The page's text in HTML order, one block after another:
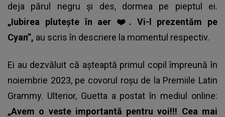
deja părul negru și des, dormea pe pieptul ei.
„Iubirea plutește în aer ❤️. Vi-l prezentăm pe
Cyan”, au scris în descriere la momentul respectiv.
Ei au dezvăluit că așteaptă primul copil împreună în
noiembrie 2023, pe covorul roșu de la Premiile Latin
Grammy. Ulterior, Guetta a postat în mediul online:
„Avem o veste importantă pentru voi!!! Cea mai